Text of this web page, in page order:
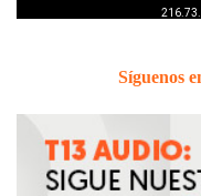
Síguenos